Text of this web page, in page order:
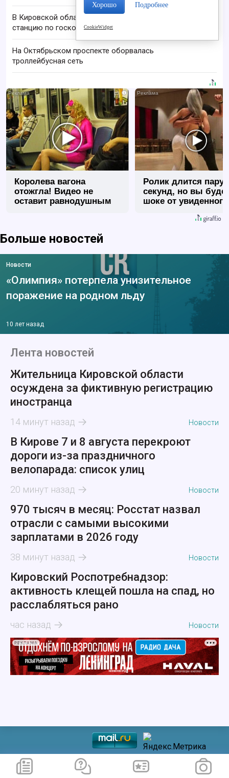
В Кировской области запустили первую базовую
станцию по госконтракту
На Октябрьском проспекте оборвалась
троллейбусная сеть
i
Королева вагона
отожгла! Видео не
оставит равнодушным
Ролик длится пару
секунд, но вы
шоке от увиденного
Больше новостей
Новости
«Олимпия» потерпела унизительное
поражение на родном льду
10 лет назад
Лента новостей
Жительница Кировской области
осуждена за фиктивную регистрацию
иностранца
14 минут назад Новости
В Кирове 7 и 8 августа перекроют
дороги из-за праздничного
велопарада: список улиц
20 минут назад Новости
970 тысяч в месяц: Росстат назвал
отрасли с самыми высокими
зарплатами в 2026 году
38 минут назад Новости
Кировский Роспотребнадзор:
активность клещей пошла на спад, но
расслабляться рано
час назад Новости
РЕКЛАМА
Хорошо Подробнее
CookieWidget